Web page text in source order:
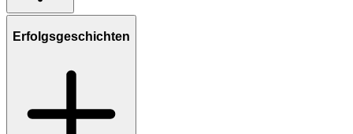
Erfolgsgeschichten